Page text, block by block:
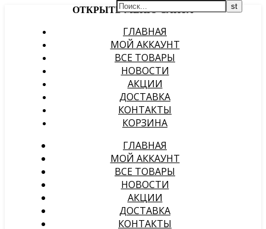
ОТКРЫТЬ МЕНЮ САЙТА
ГЛАВНАЯ
МОЙ АККАУНТ
ВСЕ ТОВАРЫ
НОВОСТИ
АКЦИИ
ДОСТАВКА
КОНТАКТЫ
КОРЗИНА
ГЛАВНАЯ
МОЙ АККАУНТ
ВСЕ ТОВАРЫ
НОВОСТИ
АКЦИИ
ДОСТАВКА
КОНТАКТЫ